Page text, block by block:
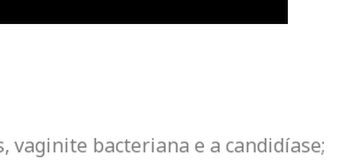
vaginite bacteriana e a candidíase;